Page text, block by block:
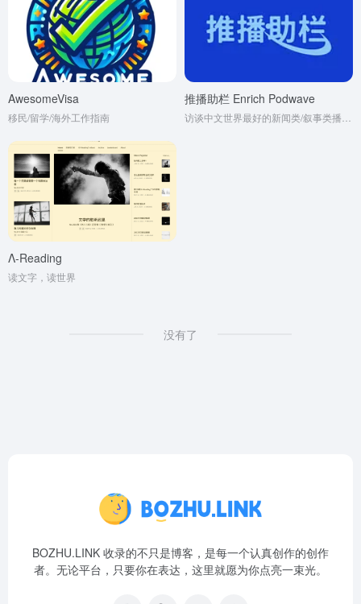
AwesomeVisa
移民/留学/海外工作指南
推播助栏 Enrich Podwave
Λ-Reading
读文字，读世界
没有了
BOZHU.LINK 收录的不只是博客，是每一个认真创作的创作
者。无论平台，只要你在表达，这里就愿为你点亮一束光。